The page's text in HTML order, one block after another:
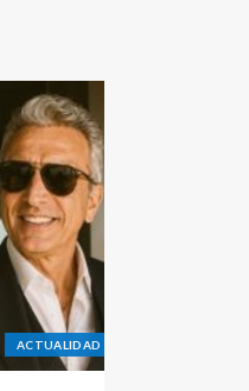
ACTUALIDAD